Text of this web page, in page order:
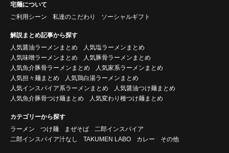
宅麺について
ご利用シーン
私達のこだわり ソーシャルギフト
解説まとめ記事から探す
人気醤油ラーメンまとめ
人気塩ラーメンまとめ
人気味噌ラーメンまとめ
人気豚骨ラーメンまとめ
人気魚介豚骨ラーメンまとめ
人気家系ラーメンまとめ
人気担々麺まとめ
人気鶏白湯ラーメンまとめ
人気インスパイア系ラーメンまとめ
人気醤油つけ麺まとめ
人気魚介豚骨つけ麺まとめ
人気変わり種つけ麺まとめ
カテゴリーから探す
ラーメン
つけ麺 まぜそば
二郎インスパイア
二郎インスパイア汁なし
TAKUMEN LABO カレー その他